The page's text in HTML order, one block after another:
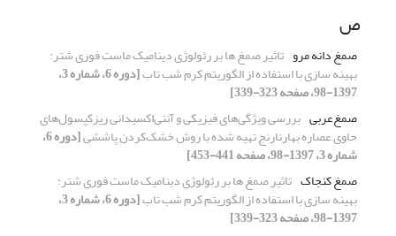
ص
صمغ دانه مرو تاثیر صمغ ها بر رئولوژی دینامیک ماست فوری شتر:
بهینه سازی با استفاده از الگوریتم کرم شب تاب [دوره 6، شماره 3،
1397-98، صفحه 323-339]
صمغ‌عربی بررسی ویژگی‌های فیزیکی و آنتی‌اکسیدانی ریزکپسول‌های
حاوی عصاره بهارنارنج تهیه شده با روش خشک‌کردن پاششی [دوره 6،
شماره 3، 1397-98، صفحه 441-453]
صمغ کنجاک تاثیر صمغ ها بر رئولوژی دینامیک ماست فوری شتر:
بهینه سازی با استفاده از الگوریتم کرم شب تاب [دوره 6، شماره 3،
1397-98، صفحه 323-339]